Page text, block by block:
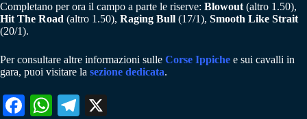
Completano per ora il campo a parte le riserve: Blowout (altro 1.50),
Hit The Road (altro 1.50), Raging Bull (17/1), Smooth Like Strait
(20/1).
Per consultare altre informazioni sulle Corse Ippiche e sui cavalli in
gara, puoi visitare la sezione dedicata.
Fa W
Te